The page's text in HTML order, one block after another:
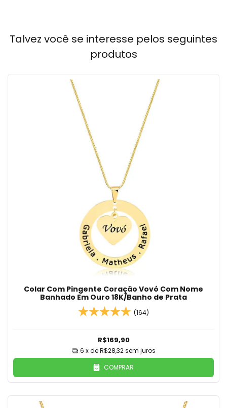
Talvez você se interesse pelos seguintes
produtos
Colar Com Pingente Coração Vovó Com Nome
Banhado Em Ouro 18K/Banho de Prata
(164)
R$169,90
6 x deR$28,32 sem juros
COMPRAR